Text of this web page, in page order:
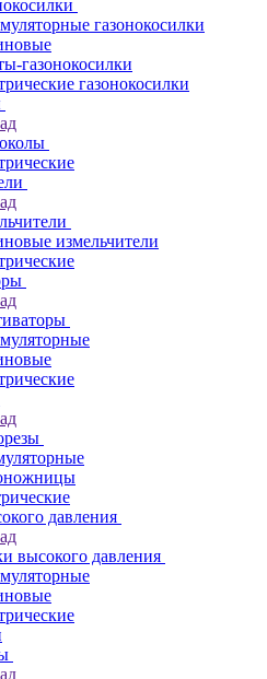
газонокосилки
газонокосилки
газонокосилки
измельчители
давления
высокого давления